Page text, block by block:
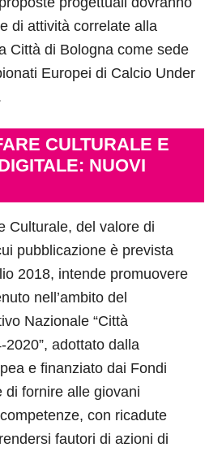
di attività correlate alla
Città di Bologna come sede
Europei di Calcio Under
CULTURALE E
NUOVI
Culturale, del valore di
pubblicazione è prevista
2018, intende promuovere
nell’ambito del
Nazionale “Città
adottato dalla
e finanziato dai Fondi
di fornire alle giovani
con ricadute
fautori di azioni di